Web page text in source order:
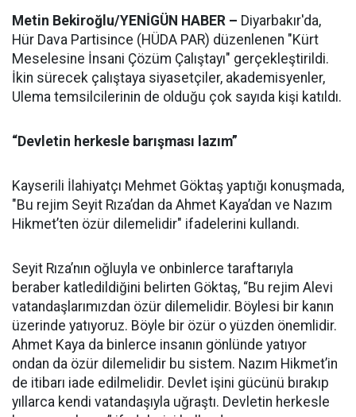
Metin Bekiroğlu/YENİGÜN HABER – Diyarbakır'da,
Hür Dava Partisince (HÜDA PAR) düzenlenen "Kürt
Meselesine İnsani Çözüm Çalıştayı" gerçekleştirildi.
İkin sürecek çalıştaya siyasetçiler, akademisyenler,
Ulema temsilcilerinin de olduğu çok sayıda kişi katıldı.
“Devletin herkesle barışması lazım”
Kayserili İlahiyatçı Mehmet Göktaş yaptığı konuşmada,
"Bu rejim Seyit Rıza’dan da Ahmet Kaya’dan ve Nazım
Hikmet’ten özür dilemelidir" ifadelerini kullandı.
Seyit Rıza’nın oğluyla ve onbinlerce taraftarıyla
beraber katledildiğini belirten Göktaş, “Bu rejim Alevi
vatandaşlarımızdan özür dilemelidir. Böylesi bir kanın
üzerinde yatıyoruz. Böyle bir özür o yüzden önemlidir.
Ahmet Kaya da binlerce insanın gönlünde yatıyor
ondan da özür dilemelidir bu sistem. Nazım Hikmet’in
de itibarı iade edilmelidir. Devlet işini gücünü bırakıp
yıllarca kendi vatandaşıyla uğraştı. Devletin herkesle